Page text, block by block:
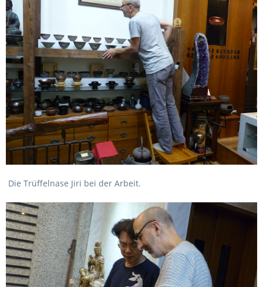
Die Trüffelnase Jiri bei der Arbeit.